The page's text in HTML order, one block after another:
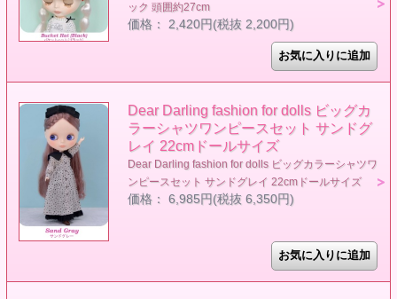
ック 頭囲約27cm
価格： 2,420円(税抜 2,200円)
Dear Darling fashion for dolls ビッグカ
ラーシャツワンピースセット サンドグ
レイ 22cmドールサイズ
Dear Darling fashion for dolls ビッグカラーシャツワ
ンピースセット サンドグレイ 22cmドールサイズ
価格： 6,985円(税抜 6,350円)